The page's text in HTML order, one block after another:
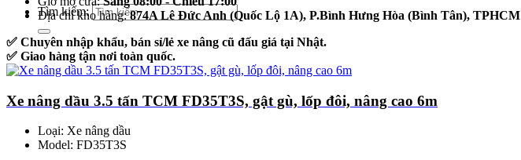
Tìm kiếm:
Địa chỉ kho hàng:874A Lê Đức Anh (Quốc Lộ 1A), P.Bình Hưng Hòa (Bình Tân), TPHCM
✅ Chuyên nhập khẩu, bán sỉ/lẻ xe nâng cũ đấu giá tại Nhật.
✅ Giao hàng tận nơi toàn quốc.
Xe nâng dầu 3.5 tấn TCM FD35T3S, gật gù, lốp đôi, nâng cao 6m
Loại: Xe nâng dầu
Model: FD35T3S